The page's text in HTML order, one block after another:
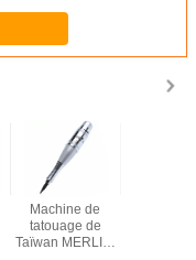
Machine de
tatouage de
Taïwan MERLIN,